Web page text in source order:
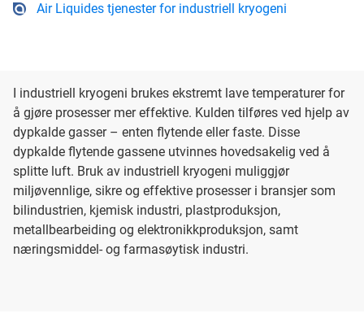
Air Liquides tjenester for industriell kryogeni
I industriell kryogeni brukes ekstremt lave temperaturer for
å gjøre prosesser mer effektive. Kulden tilføres ved hjelp av
dypkalde gasser – enten flytende eller faste. Disse
dypkalde flytende gassene utvinnes hovedsakelig ved å
splitte luft. Bruk av industriell kryogeni muliggjør
miljøvennlige, sikre og effektive prosesser i bransjer som
bilindustrien, kjemisk industri, plastproduksjon,
metallbearbeiding og elektronikkproduksjon, samt
næringsmiddel- og farmasøytisk industri.